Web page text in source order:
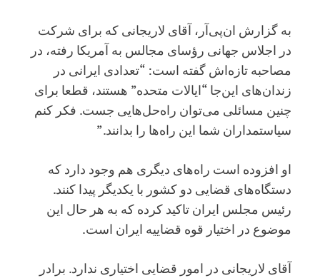
به گزارش ان‌‌پی‌‌آر، آقای لاریجانی که برای شرکت
در‌‌ اجلاس جهانی رؤسای مجالس به آمریکا رفته، در
مصاحبه تازه‌‌اش گفته است: “تعدادی ایرانی در
زندان‌‌های این‌‌جا “ایالات متحده” هستند، قطعا برای
چنین مسائلی می‌‌توان راه‌‌حل‌‌هایی جست. فکر کنم
سیاستمداران شما این راه‌‌ها را بدانند.”
او افزوده است راه‌های دیگری هم وجود دارد که
دستگاه‌های قضایی دو کشور با یکدیگر پیدا کنند.
رئیس مجلس ایران تاکید کرده که به هر حال این
موضوع در اختیار قوه قضاییه ایران است.
آقای لاریجانی در امور قضایی اختیاری ندارد. برادر